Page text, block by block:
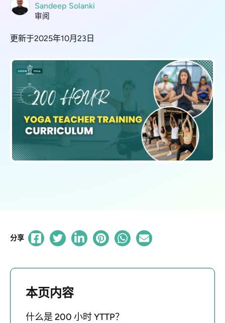
Sandeep Solanki
审阅
更新于2025年10月23日
分享
本页内容
什么是 200 小时 YTTP？